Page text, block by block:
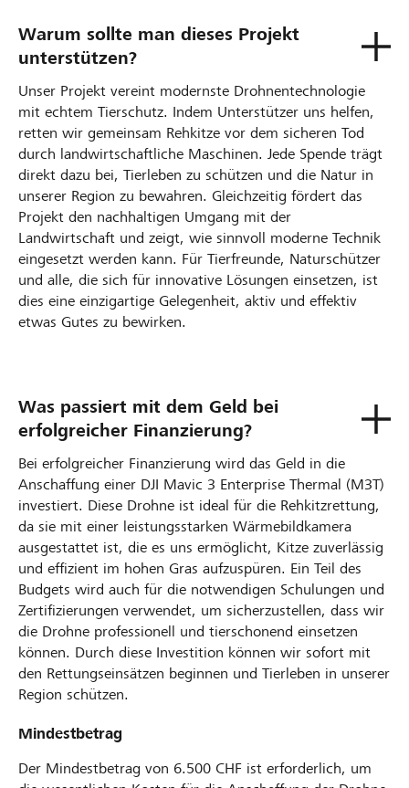
Warum sollte man dieses Projekt
unterstützen?
Unser Projekt vereint modernste Drohnentechnologie
mit echtem Tierschutz. Indem Unterstützer uns helfen,
retten wir gemeinsam Rehkitze vor dem sicheren Tod
durch landwirtschaftliche Maschinen. Jede Spende trägt
direkt dazu bei, Tierleben zu schützen und die Natur in
unserer Region zu bewahren. Gleichzeitig fördert das
Projekt den nachhaltigen Umgang mit der
Landwirtschaft und zeigt, wie sinnvoll moderne Technik
eingesetzt werden kann. Für Tierfreunde, Naturschützer
und alle, die sich für innovative Lösungen einsetzen, ist
dies eine einzigartige Gelegenheit, aktiv und effektiv
etwas Gutes zu bewirken.
Was passiert mit dem Geld bei
erfolgreicher Finanzierung?
Bei erfolgreicher Finanzierung wird das Geld in die
Anschaffung einer DJI Mavic 3 Enterprise Thermal (M3T)
investiert. Diese Drohne ist ideal für die Rehkitzrettung,
da sie mit einer leistungsstarken Wärmebildkamera
ausgestattet ist, die es uns ermöglicht, Kitze zuverlässig
und effizient im hohen Gras aufzuspüren. Ein Teil des
Budgets wird auch für die notwendigen Schulungen und
Zertifizierungen verwendet, um sicherzustellen, dass wir
die Drohne professionell und tierschonend einsetzen
können. Durch diese Investition können wir sofort mit
den Rettungseinsätzen beginnen und Tierleben in unserer
Region schützen.
Mindestbetrag
Der Mindestbetrag von 6.500 CHF ist erforderlich, um